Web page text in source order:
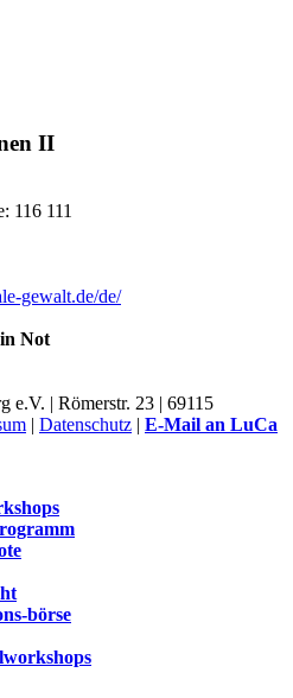
II
116 111
gewalt.de/de/
Not
| Römerstr. 23 | 69115
| Datenschutz | E-Mail an LuCa
börse